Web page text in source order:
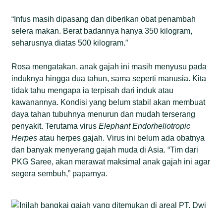
“Infus masih dipasang dan diberikan obat penambah
selera makan. Berat badannya hanya 350 kilogram,
seharusnya diatas 500 kilogram.”
Rosa mengatakan, anak gajah ini masih menyusu pada
induknya hingga dua tahun, sama seperti manusia. Kita
tidak tahu mengapa ia terpisah dari induk atau
kawanannya. Kondisi yang belum stabil akan membuat
daya tahan tubuhnya menurun dan mudah terserang
penyakit. Terutama virusElephant Endorheliotropic
Herpes atau herpes gajah. Virus ini belum ada obatnya
dan banyak menyerang gajah muda di Asia. “Tim dari
PKG Saree, akan merawat maksimal anak gajah ini agar
segera sembuh,” paparnya.